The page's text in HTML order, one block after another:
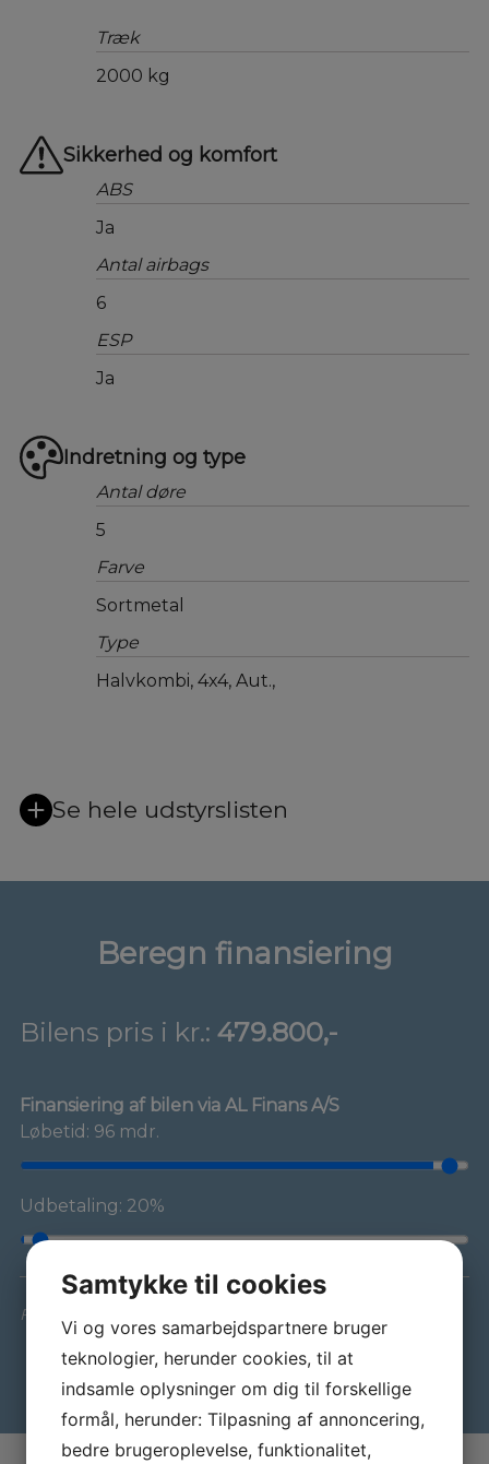
Træk
2000 kg
Sikkerhed og komfort
ABS
Ja
Antal airbags
6
ESP
Ja
Indretning og type
Antal døre
5
Farve
Sortmetal
Type
Halvkombi, 4x4, Aut.,
Se hele udstyrslisten
Beregn finansiering
Bilens pris i kr.: 479.800,-
Finansiering af bilen via AL Finans A/S
Løbetid: 96 mdr.
Udbetaling: 20%
Forbehold for indtastnings- og beregningsfejl
Samtykke til cookies
Vi og vores samarbejdspartnere bruger
teknologier, herunder cookies, til at
indsamle oplysninger om dig til forskellige
formål, herunder: Tilpasning af annoncering,
bedre brugeroplevelse, funktionalitet,